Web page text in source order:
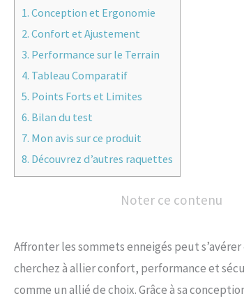
1. Conception et Ergonomie
2. Confort et Ajustement
3. Performance sur le Terrain
4. Tableau Comparatif
5. Points Forts et Limites
6. Bilan du test
7. Mon avis sur ce produit
8. Découvrez d’autres raquettes
Noter ce contenu
Affronter les sommets enneigés peut
cherchez à allier confort, performance et
comme un allié de choix. Grâce à sa